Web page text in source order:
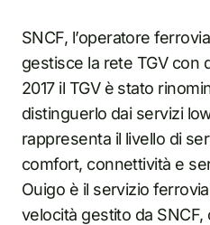
SNCF, l’operatore
gestisce la rete TGV con
2017 il TGV è stato
distinguerlo dai servizi
rappresenta il livello di
comfort, connettività e
Ouigo è il servizio
velocità gestito da